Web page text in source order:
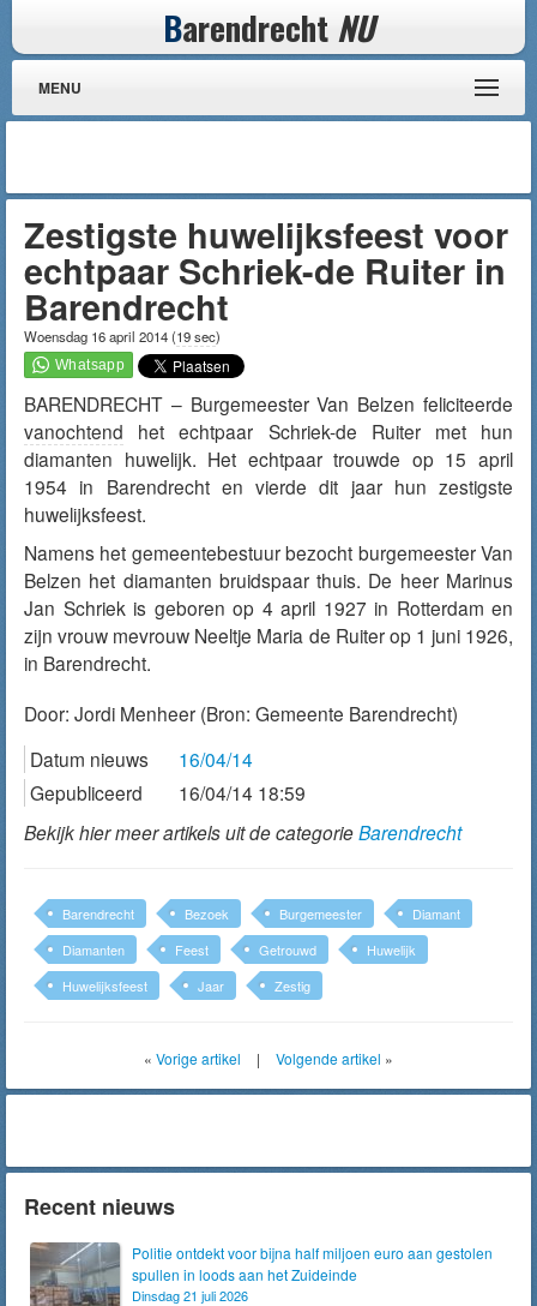
Barendrecht NU
MENU
Zestigste huwelijksfeest voor
echtpaar Schriek-de Ruiter in
Barendrecht
Woensdag 16 april 2014(19 sec)
BARENDRECHT – Burgemeester Van Belzen feliciteerde
vanochtend het echtpaar Schriek-de Ruiter met hun
diamanten huwelijk. Het echtpaar trouwde op 15 april
1954 in Barendrecht en vierde dit jaar hun zestigste
huwelijksfeest.
Namens het gemeentebestuur bezocht burgemeester Van
Belzen het diamanten bruidspaar thuis. De heer Marinus
Jan Schriek is geboren op 4 april 1927 in Rotterdam en
zijn vrouw mevrouw Neeltje Maria de Ruiter op 1 juni 1926,
in Barendrecht.
Door: Jordi Menheer (Bron: Gemeente Barendrecht)
Datum nieuws
16/04/14
Gepubliceerd
16/04/14 18:59
Bekijk hier meer artikels uit de categorieBarendrecht
Barendrecht Bezoek Burgemeester
Diamant
Diamanten
Feest Getrouwd
Huwelijk
Huwelijksfeest
Jaar Zestig
« Vorige artikel | Volgende artikel »
Recent nieuws
Politie ontdekt voor bijna half miljoen euro aan gestolen
spullen in loods aan het Zuideinde
Dinsdag 21 juli 2026